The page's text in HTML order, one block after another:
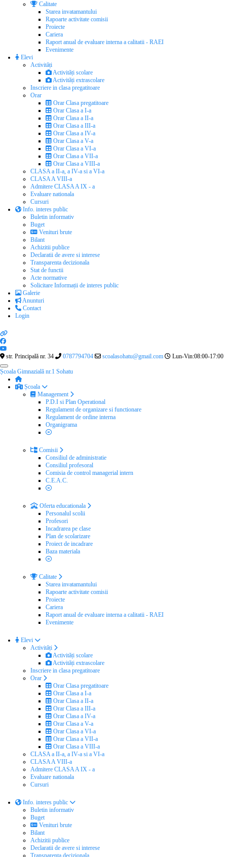
Calitate
Starea invatamantului
Rapoarte activitate comisii
Proiecte
Cariera
Raport anual de evaluare interna a calitatii - RAEI
Evenimente
Elevi
Activități
Activități scolare
Activități extrascolare
Inscriere in clasa pregatitoare
Orar
Orar Clasa pregatitoare
Orar Clasa a I-a
Orar Clasa a II-a
Orar Clasa a III-a
Orar Clasa a IV-a
Orar Clasa a V-a
Orar Clasa a VI-a
Orar Clasa a VII-a
Orar Clasa a VIII-a
CLASA a II-a, a IV-a si a VI-a
CLASA A VIII-a
Admitere CLASA A IX - a
Evaluare nationala
Cursuri
Info. interes public
Buletin informativ
Buget
Venituri brute
Bilant
Achizitii publice
Declaratii de avere si interese
Transparenta decizionala
Stat de functii
Acte normative
Solicitare Informații de interes public
Galerie
Anunturi
Contact
Login
str. Principală nr. 34 0787794704 scoalasohatu@gmail.com Lun-Vin:08:00-17:00
Școala Gimnazială nr.1 Sohatu
Școala
Management
P.D.I si Plan Operational
Regulament de organizare si functionare
Regulament de ordine interna
Organigrama
Comisii
Consiliul de administratie
Consiliul profesoral
Comisia de control managerial intern
C.E.A.C.
Oferta educationala
Personalul scolii
Profesori
Incadrarea pe clase
Plan de scolarizare
Proiect de incadrare
Baza materiala
Calitate
Starea invatamantului
Rapoarte activitate comisii
Proiecte
Cariera
Raport anual de evaluare interna a calitatii - RAEI
Evenimente
Elevi
Activități
Activități scolare
Activități extrascolare
Inscriere in clasa pregatitoare
Orar
Orar Clasa pregatitoare
Orar Clasa a I-a
Orar Clasa a II-a
Orar Clasa a III-a
Orar Clasa a IV-a
Orar Clasa a V-a
Orar Clasa a VI-a
Orar Clasa a VII-a
Orar Clasa a VIII-a
CLASA a II-a, a IV-a si a VI-a
CLASA A VIII-a
Admitere CLASA A IX - a
Evaluare nationala
Cursuri
Info. interes public
Buletin informativ
Buget
Venituri brute
Bilant
Achizitii publice
Declaratii de avere si interese